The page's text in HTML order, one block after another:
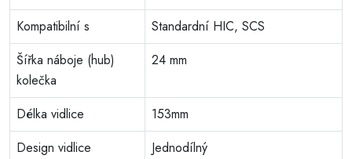
Kompatibilní s
Standardní HIC, SCS
Šířka náboje (hub)
kolečka
24 mm
Délka vidlice
153mm
Design vidlice
Jednodílný